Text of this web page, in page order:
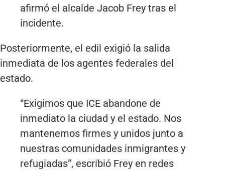
afirmó el alcalde Jacob Frey tras el
incidente.
Posteriormente, el edil exigió la salida
inmediata de los agentes federales del
estado.
“Exigimos que ICE abandone de
inmediato la ciudad y el estado. Nos
mantenemos firmes y unidos junto a
nuestras comunidades inmigrantes y
refugiadas”, escribió Frey en redes